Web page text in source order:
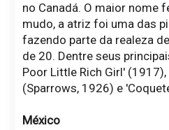
no Canadá. O maior nome
mudo, a atriz foi uma das
fazendo parte da realeza
de 20. Dentre seus
Poor Little Rich Girl' (1917),
(Sparrows, 1926) e
México